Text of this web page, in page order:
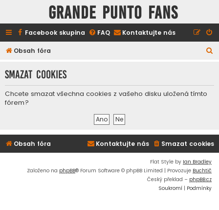
GRANDE PUNTO FANS
Facebook skupina FAQ Kontaktujte nás
Obsah fóra
d
Smazat cookies
Chcete smazat všechna cookies z vašeho disku uložená tímto
fórem?
Obsah fóra Smazat cookies
Kontaktujte nás
Flat Style by Ian Bradley
Založeno na phpBB® Forum Software © phpBB Limited | Provozuje Buchtič
Český překlad – phpBB.cz
Soukromí | Podmínky